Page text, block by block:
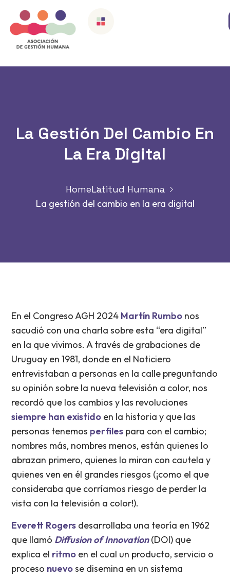
La Gestión Del Cambio En
La Era Digital
HomeLatitud Humana
La gestión del cambio en la era digital
En el Congreso AGH 2024 Martín Rumbo nos
sacudió con una charla sobre esta “era digital”
en la que vivimos. A través de grabaciones de
Uruguay en 1981, donde en el Noticiero
entrevistaban a personas en la calle preguntando
su opinión sobre la nueva televisión a color, nos
recordó que los cambios y las revoluciones
siempre han existido en la historia y que las
personas tenemos perfiles para con el cambio;
nombres más, nombres menos, están quienes lo
abrazan primero, quienes lo miran con cautela y
quienes ven en él grandes riesgos (¡como el que
consideraba que corríamos riesgo de perder la
vista con la televisión a color!).
Everett Rogers desarrollaba una teoría en 1962
que llamó Diffusion of Innovation(DOI) que
explica el ritmo en el cual un producto, servicio o
proceso nuevose disemina en un sistema